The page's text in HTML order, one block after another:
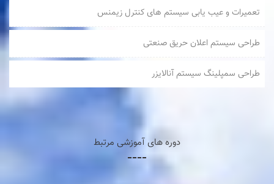
تعمیرات و عیب یابی سیستم های کنترل زیمنس
طراحی سیستم اعلان حریق صنعتی
طراحی سمپلینگ سیستم آنالایزر
دوره های آموزشی مرتبط